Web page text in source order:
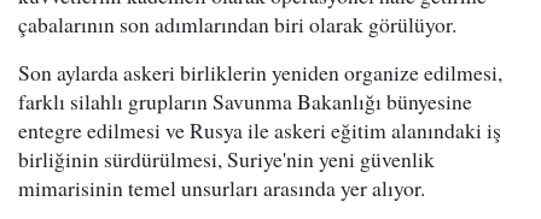
çabalarının son adımlarından biri olarak görülüyor.
Son aylarda askeri birliklerin yeniden organize edilmesi,
farklı silahlı grupların Savunma Bakanlığı bünyesine
entegre edilmesi ve Rusya ile askeri eğitim alanındaki iş
birliğinin sürdürülmesi, Suriye'nin yeni güvenlik
mimarisinin temel unsurları arasında yer alıyor.